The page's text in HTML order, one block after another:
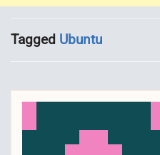
Tagged Ubuntu